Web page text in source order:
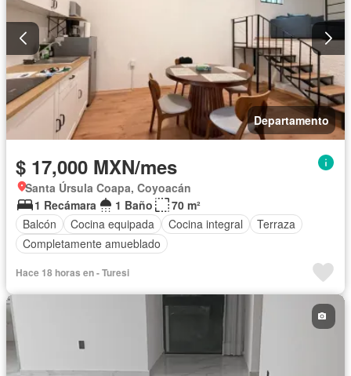
Departamento
$ 17,000 MXN/mes
Santa Úrsula Coapa, Coyoacán
1 Recámara
1 Baño
70 m²
Balcón
Cocina equipada Cocina integral
Terraza
Completamente amueblado
Hace 18 horas en - Turesi